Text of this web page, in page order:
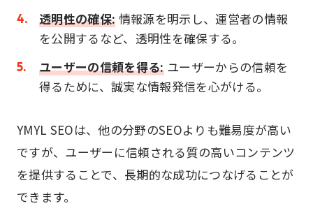
透明性の確保: 情報源を明示し、運営者の情報
を公開するなど、透明性を確保する。
ユーザーの信頼を得る:ユーザーからの信頼を
得るために、誠実な情報発信を心がける。
YMYL SEOは、他の分野のSEOよりも難易度が高い
ですが、ユーザーに信頼される質の高いコンテンツ
を提供することで、長期的な成功につなげることが
できます。